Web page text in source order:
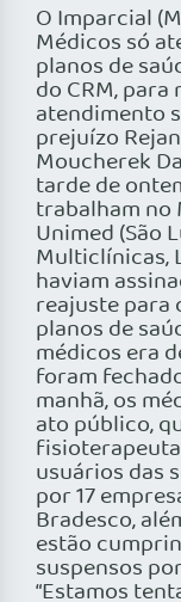
O Imparcial
Médicos só
planos de
do CRM,
atendimento
prejuízo
Moucherek
tarde de
trabalham no
Unimed (São
Multiclínicas,
haviam
reajuste para
planos de
médicos era
foram
manhã, os
ato público,
usuários das
por 17
Bradesco,
estão
suspensos
“Estamos